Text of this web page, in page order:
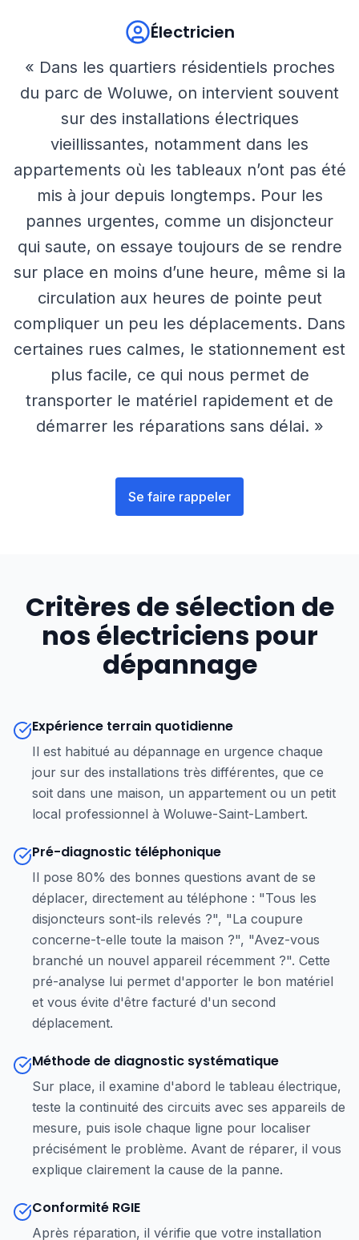
Électricien
« Dans les quartiers résidentiels proches
du parc de Woluwe, on intervient souvent
sur des installations électriques
vieillissantes, notamment dans les
appartements où les tableaux n’ont pas été
mis à jour depuis longtemps. Pour les
pannes urgentes, comme un disjoncteur
qui saute, on essaye toujours de se rendre
sur place en moins d’une heure, même si la
circulation aux heures de pointe peut
compliquer un peu les déplacements. Dans
certaines rues calmes, le stationnement est
plus facile, ce qui nous permet de
transporter le matériel rapidement et de
démarrer les réparations sans délai. »
Se faire rappeler
Critères de sélection de
nos électriciens pour
dépannage
Expérience terrain quotidienne
Il est habitué au dépannage en urgence chaque
jour sur des installations très différentes, que ce
soit dans une maison, un appartement ou un petit
local professionnel à Woluwe-Saint-Lambert.
Pré-diagnostic téléphonique
Il pose 80% des bonnes questions avant de se
déplacer, directement au téléphone : "Tous les
disjoncteurs sont-ils relevés ?", "La coupure
concerne-t-elle toute la maison ?", "Avez-vous
branché un nouvel appareil récemment ?". Cette
pré-analyse lui permet d'apporter le bon matériel
et vous évite d'être facturé d'un second
déplacement.
Méthode de diagnostic systématique
Sur place, il examine d'abord le tableau électrique,
teste la continuité des circuits avec ses appareils de
mesure, puis isole chaque ligne pour localiser
précisément le problème. Avant de réparer, il vous
explique clairement la cause de la panne.
Conformité RGIE
Après réparation, il vérifie que votre installation